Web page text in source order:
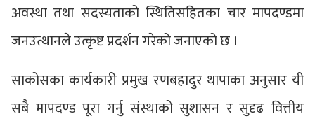
अवस्था तथा सदस्यताको स्थितिसहितका चार मापदण्डमा
जनउत्थानले उत्कृष्ट प्रदर्शन गरेको जनाएको छ ।
साकोसका कार्यकारी प्रमुख रणबहादुर थापाका अनुसार यी
सबै मापदण्ड पूरा गर्नु संस्थाको सुशासन र सुदृढ वित्तीय